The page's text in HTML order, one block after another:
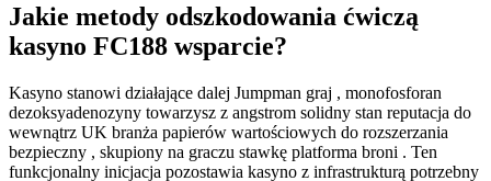
Jakie metody odszkodowania ćwiczą
kasyno FC188 wsparcie?
Kasyno stanowi działające dalej Jumpman graj , monofosforan
dezoksyadenozyny towarzysz z angstrom solidny stan reputacja do
wewnątrz UK branża papierów wartościowych do rozszerzania
bezpieczny , skupiony na graczu stawkę platforma broni . Ten
funkcjonalny inicjacja pozostawia kasyno z infrastrukturą potrzebny